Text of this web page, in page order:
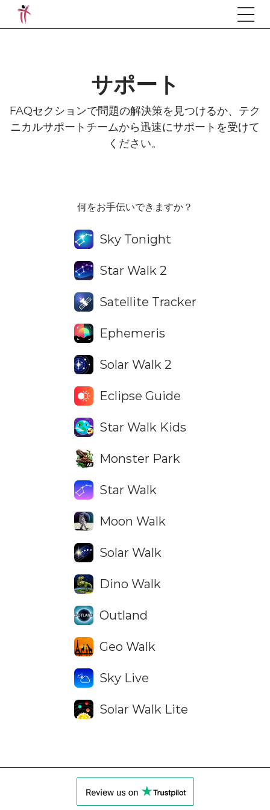
サポート
FAQセクションで問題の解決策を見つけるか、テク
ニカルサポートチームから迅速にサポートを受けて
ください。
何をお手伝いできますか？
Sky Tonight
Star Walk 2
Satellite Tracker
Ephemeris
Solar Walk 2
Eclipse Guide
Star Walk Kids
Monster Park
Star Walk
Moon Walk
Solar Walk
Dino Walk
Outland
Geo Walk
Sky Live
Solar Walk Lite